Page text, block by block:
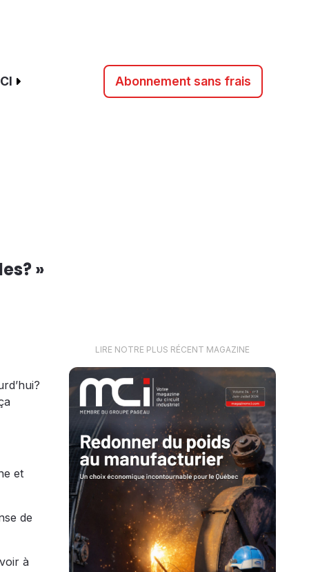
Abonnement sans frais
»
et
de
à
LIRE NOTRE PLUS RÉCENT MAGAZINE